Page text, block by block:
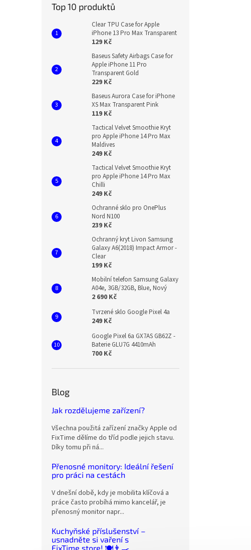
Top 10 produktů
Clear TPU Case for Apple
iPhone 13 Pro Max Transparent
129 Kč
Baseus Safety Airbags Case for
Apple iPhone 11 Pro
Transparent Gold
229 Kč
Baseus Aurora Case for iPhone
XS Max Transparent Pink
119 Kč
Tactical Velvet Smoothie Kryt
pro Apple iPhone 14 Pro Max
Maldives
249 Kč
Tactical Velvet Smoothie Kryt
pro Apple iPhone 14 Pro Max
Chilli
249 Kč
Ochranné sklo pro OnePlus
Nord N100
239 Kč
Ochranný kryt Livon Samsung
Galaxy A6(2018) Impact Armor -
Clear
199 Kč
Mobilní telefon Samsung Galaxy
A04e, 3GB/32GB, Blue, Nový
2 690 Kč
Tvrzené sklo Google Pixel 4a
249 Kč
Google Pixel 6a GX7AS GB62Z -
Baterie GLU7G 4410mAh
700 Kč
Blog
Jak rozdělujeme zařízení?
Všechna použitá zařízení značky Apple od
FixTime dělíme do tříd podle jejich stavu.
Díky tomu při ná...
Přenosné monitory: Ideální řešení
pro práci na cestách
V dnešní době, kdy je mobilita klíčová a
práce často probíhá mimo kancelář, je
přenosný monitor napr...
Kuchyňské příslušenství –
usnadněte si vaření s
FixTime.store! 🍽️👨‍🍳